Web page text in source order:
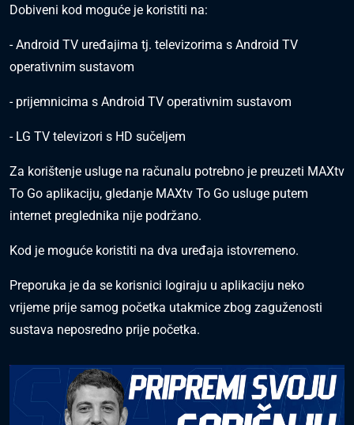
Dobiveni kod moguće je koristiti na:
- Android TV uređajima tj. televizorima s Android TV
operativnim sustavom
- prijemnicima s Android TV operativnim sustavom
- LG TV televizori s HD sučeljem
Za korištenje usluge na računalu potrebno je preuzeti MAXtv
To Go aplikaciju, gledanje MAXtv To Go usluge putem
internet preglednika nije podržano.
Kod je moguće koristiti na dva uređaja istovremeno.
Preporuka je da se korisnici logiraju u aplikaciju neko
vrijeme prije samog početka utakmice zbog zaguženosti
sustava neposredno prije početka.